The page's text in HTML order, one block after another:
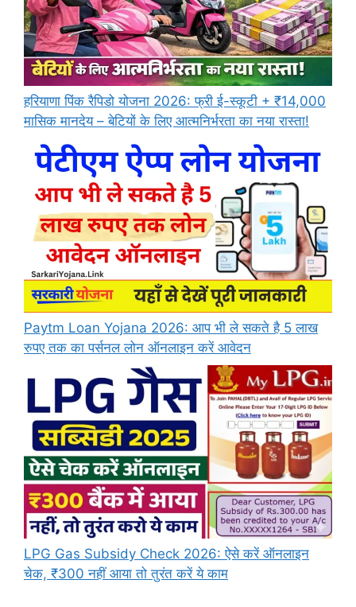
हरियाणा पिंक रैपिडो योजना 2026: फ्री ई-स्कूटी + ₹14,000
मासिक मानदेय – बेटियों के लिए आत्मनिर्भरता का नया रास्ता!
Paytm Loan Yojana 2026: आप भी ले सकते है 5 लाख
रुपए तक का पर्सनल लोन ऑनलाइन करें आवेदन
LPG Gas Subsidy Check 2026: ऐसे करें ऑनलाइन
चेक, ₹300 नहीं आया तो तुरंत करें ये काम